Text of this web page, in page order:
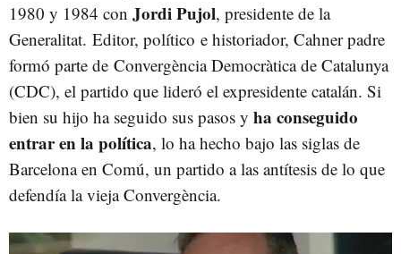
1980 y 1984 con Jordi Pujol, presidente de la
Generalitat. Editor, político e historiador, Cahner padre
formó parte de Convergència Democràtica de Catalunya
(CDC), el partido que lideró el expresidente catalán. Si
bien su hijo ha seguido sus pasos y ha conseguido
entrar en la política, lo ha hecho bajo las siglas de
Barcelona en Comú, un partido a las antítesis de lo que
defendía la vieja Convergència.